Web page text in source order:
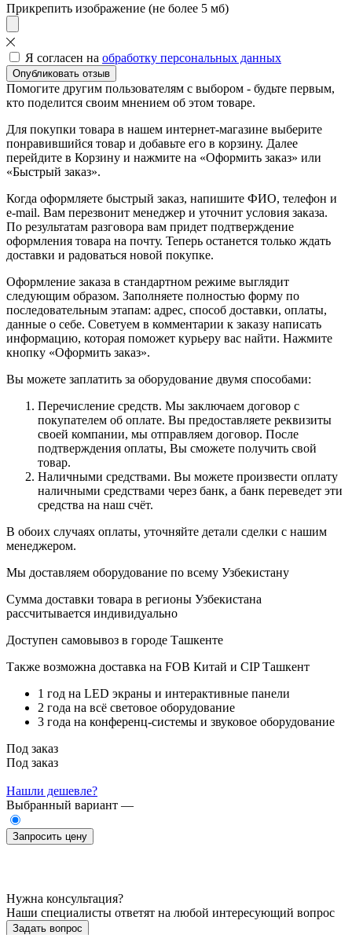
Прикрепить изображение (не более 5 мб)
Я согласен на обработку персональных данных
Опубликовать отзыв
Помогите другим пользователям с выбором - будьте первым,
кто поделится своим мнением об этом товаре.
Для покупки товара в нашем интернет-магазине выберите
понравившийся товар и добавьте его в корзину. Далее
перейдите в Корзину и нажмите на «Оформить заказ» или
«Быстрый заказ».
Когда оформляете быстрый заказ, напишите ФИО, телефон и
e-mail. Вам перезвонит менеджер и уточнит условия заказа.
По результатам разговора вам придет подтверждение
оформления товара на почту. Теперь останется только ждать
доставки и радоваться новой покупке.
Оформление заказа в стандартном режиме выглядит
следующим образом. Заполняете полностью форму по
последовательным этапам: адрес, способ доставки, оплаты,
данные о себе. Советуем в комментарии к заказу написать
информацию, которая поможет курьеру вас найти. Нажмите
кнопку «Оформить заказ».
Вы можете заплатить за оборудование двумя способами:
Перечисление средств. Мы заключаем договор с
покупателем об оплате. Вы предоставляете реквизиты
своей компании, мы отправляем договор. После
подтверждения оплаты, Вы сможете получить свой
товар.
Наличными средствами. Вы можете произвести оплату
наличными средствами через банк, а банк переведет эти
средства на наш счёт.
В обоих случаях оплаты, уточняйте детали сделки с нашим
менеджером.
Мы доставляем оборудование по всему Узбекистану
Сумма доставки товара в регионы Узбекистана
рассчитывается индивидуально
Доступен самовывоз в городе Ташкенте
Также возможна доставка на FOB Китай и CIP Ташкент
1 год на LED экраны и интерактивные панели
2 года на всё световое оборудование
3 года на конференц-системы и звуковое оборудование
Под заказ
Под заказ
Нашли дешевле?
Выбранный вариант —
Запросить цену
Нужна консультация?
Наши специалисты ответят на любой интересующий вопрос
Задать вопрос